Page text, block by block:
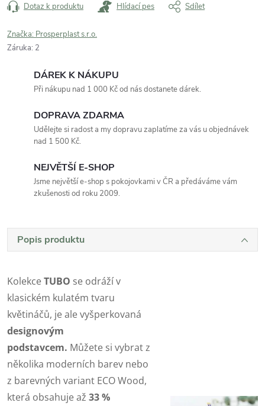
Dotaz k produktu Hlídací pes Sdílet
Značka: Prosperplast s.r.o.
Záruka: 2
DÁREK K NÁKUPU
Při nákupu nad 1 000 Kč od nás dostanete dárek.
DOPRAVA ZDARMA
Udělejte si radost a my dopravu zaplatíme za vás u objednávek
nad 1 500 Kč.
NEJVĚTŠÍ E-SHOP
Jsme největší e-shop s pokojovkami v ČR a předáváme vám
zkušenosti od roku 2009.
Popis produktu
KolekceTUBO se odráží v
klasickém kulatém tvaru
květináčů, je ale vyšperkovaná
designovým
podstavcem. Můžete si vybrat z
několika moderních barev nebo
z barevných variant ECO Wood,
která obsahuje až 33 %